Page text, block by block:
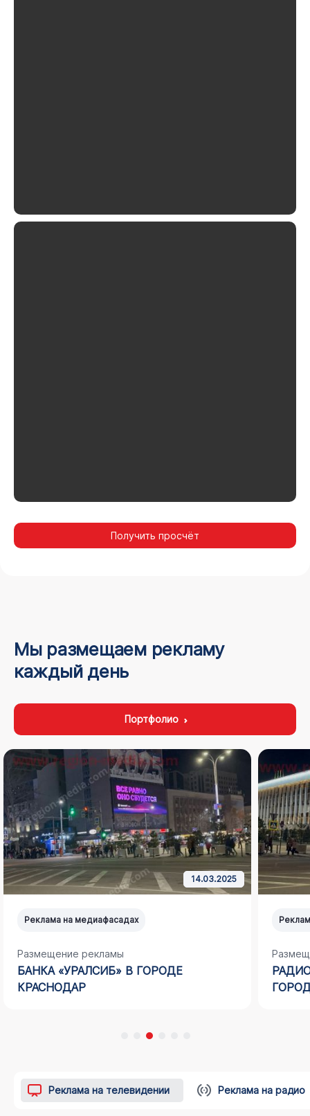
Получить просчёт
Мы размещаем рекламу
каждый день
Портфолио
14.03.2025
Реклама на медиафасадах
Размещение рекламы
БАНКА «УРАЛСИБ» В ГОРОДЕ
КРАСНОДАР
Реклама на телевидении Реклама на радио